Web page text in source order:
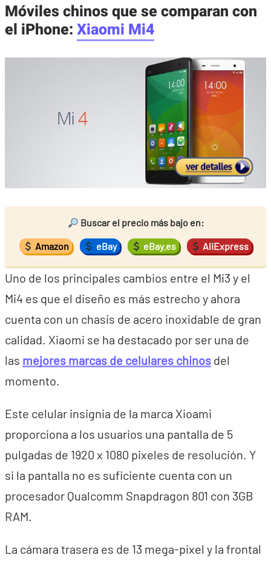
Móviles chinos que se comparan con
el iPhone:Xiaomi Mi4
Buscar el precio más bajo en:
Amazon eBay eBay.es AliExpress
Uno de los principales cambios entre el Mi3 y el
Mi4 es que el diseño es más estrecho y ahora
cuenta con un chasis de acero inoxidable de gran
calidad. Xiaomi se ha destacado por ser una de
las mejores marcas de celulares chinos del
momento.
Este celular insignia de la marca Xioami
proporciona a los usuarios una pantalla de 5
pulgadas de 1920 x 1080 pixeles de resolución. Y
si la pantalla no es suficiente cuenta con un
procesador Qualcomm Snapdragon 801 con 3GB
RAM.
La cámara trasera es de 13 mega-pixel y la frontal